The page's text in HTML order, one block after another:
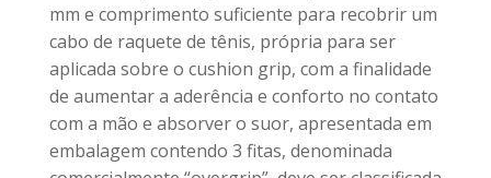
mm e comprimento suficiente para recobrir um
cabo de raquete de tênis, própria para ser
aplicada sobre o cushion grip, com a finalidade
de aumentar a aderência e conforto no contato
com a mão e absorver o suor, apresentada em
embalagem contendo 3 fitas, denominada